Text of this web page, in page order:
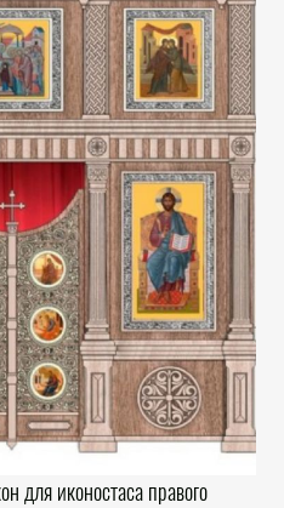
для иконостаса правого